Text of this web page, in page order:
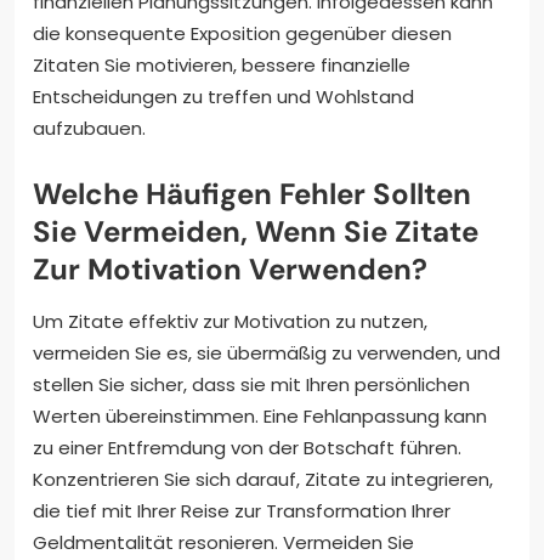
die konsequente Exposition gegenüber diesen
Zitaten Sie motivieren, bessere finanzielle
Entscheidungen zu treffen und Wohlstand
aufzubauen.
Welche Häufigen Fehler Sollten
Sie Vermeiden, Wenn Sie Zitate
Zur Motivation Verwenden?
Um Zitate effektiv zur Motivation zu nutzen,
vermeiden Sie es, sie übermäßig zu verwenden, und
stellen Sie sicher, dass sie mit Ihren persönlichen
Werten übereinstimmen. Eine Fehlanpassung kann
zu einer Entfremdung von der Botschaft führen.
Konzentrieren Sie sich darauf, Zitate zu integrieren,
die tief mit Ihrer Reise zur Transformation Ihrer
Geldmentalität resonieren. Vermeiden Sie